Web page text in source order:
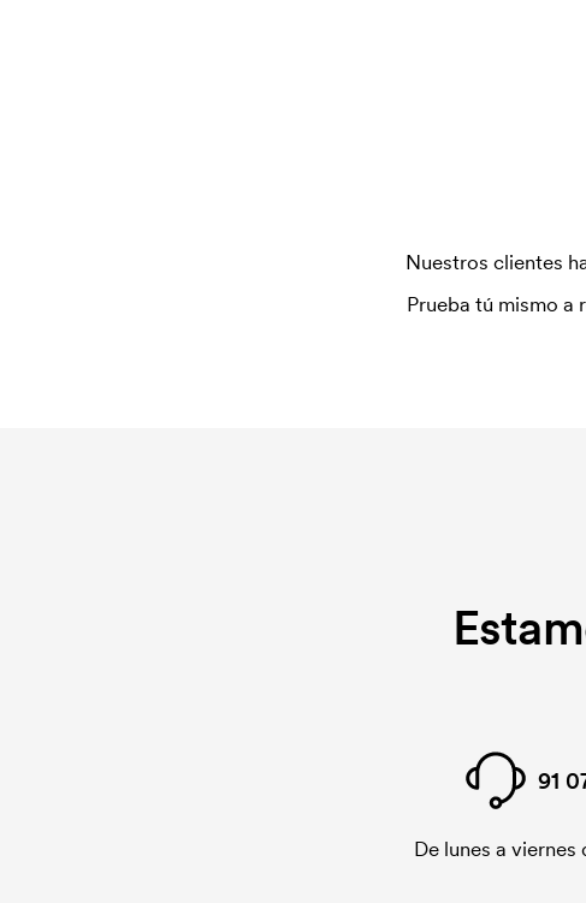
Nuestros clientes
Prueba tú mismo a
91
De lunes a viernes